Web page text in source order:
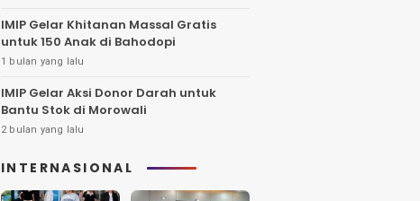
IMIP Gelar Khitanan Massal Gratis
untuk 150 Anak di Bahodopi
1 bulan yang lalu
IMIP Gelar Aksi Donor Darah untuk
Bantu Stok di Morowali
2 bulan yang lalu
INTERNASIONAL